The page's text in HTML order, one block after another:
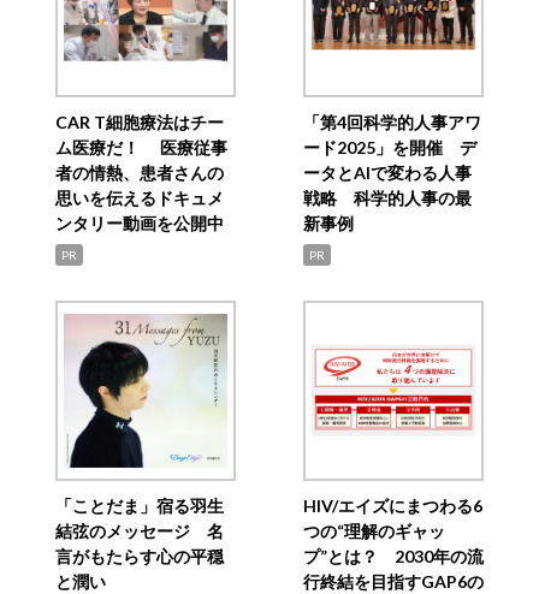
CAR T細胞療法はチー
ム医療だ！ 医療従事
者の情熱、患者さんの
思いを伝えるドキュメ
ンタリー動画を公開中
PR
「第4回科学的人事アワ
ード2025」を開催 デ
ータとAIで変わる人事
戦略 科学的人事の最
新事例
PR
「ことだま」宿る羽生
結弦のメッセージ 名
言がもたらす心の平穏
と潤い
HIV/エイズにまつわる6
つの“理解のギャッ
プ”とは？ 2030年の流
行終結を目指すGAP6の